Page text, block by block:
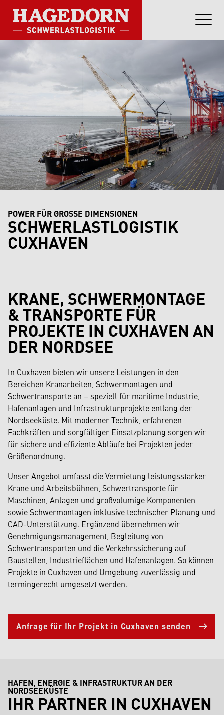
POWER FÜR GROSSE DIMENSIONEN
SCHWERLASTLOGISTIK
CUXHAVEN
KRANE, SCHWERMONTAGE
& TRANSPORTE FÜR
PROJEKTE IN CUXHAVEN AN
DER NORDSEE
In Cuxhaven bieten wir unsere Leistungen in den
Bereichen Kranarbeiten, Schwermontagen und
Schwertransporte an – speziell für maritime Industrie,
Hafenanlagen und Infrastrukturprojekte entlang der
Nordseeküste. Mit moderner Technik, erfahrenen
Fachkräften und sorgfältiger Einsatzplanung sorgen wir
für sichere und effiziente Abläufe bei Projekten jeder
Größenordnung.
Unser Angebot umfasst die Vermietung leistungsstarker
Krane und Arbeitsbühnen, Schwertransporte für
Maschinen, Anlagen und großvolumige Komponenten
sowie Schwermontagen inklusive technischer Planung und
CAD-Unterstützung. Ergänzend übernehmen wir
Genehmigungsmanagement, Begleitung von
Schwertransporten und die Verkehrssicherung auf
Baustellen, Industrieflächen und Hafenanlagen. So können
Projekte in Cuxhaven und Umgebung zuverlässig und
termingerecht umgesetzt werden.
Anfrage für Ihr Projekt in Cuxhaven senden
HAFEN, ENERGIE & INFRASTRUKTUR AN DER
NORDSEEKÜSTE
IHR PARTNER IN CUXHAVEN